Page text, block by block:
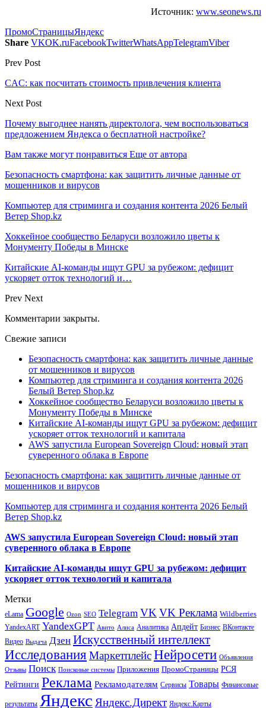
Источник: www.seonews.ru
ПромоСтраницыЯндекс
Share VKOK.ruFacebookTwitterWhatsAppTelegramViber
Prev Post
CAC: как посчитать стоимость привлечения клиента
Next Post
Почему выгоднее нанять директолога, чем воспользоваться
предложением Яндекса о бесплатной настройке?
Вам также могут понравиться Еще от автора
Безопасность смартфона: как защитить личные данные от
мошенников и вирусов
Компьютер для стриминга и создания контента 2026 Белый
Ветер Shop.kz
Хоккейное сообщество Беларуси возложило цветы к
Монументу Победы в Минске
Китайские AI-команды ищут GPU за рубежом: дефицит
ускоряет отток технологий и…
Prev Next
Комментарии закрыты.
Свежие записи
Безопасность смартфона: как защитить личные данные
от мошенников и вирусов
Компьютер для стриминга и создания контента 2026
Белый Ветер Shop.kz
Хоккейное сообщество Беларуси возложило цветы к
Монументу Победы в Минске
Китайские AI-команды ищут GPU за рубежом: дефицит
ускоряет отток технологий и капитала
AWS запустила European Sovereign Cloud: новый этап
суверенного облака в Европе
Безопасность смартфона: как защитить личные данные от
мошенников и вирусов
Компьютер для стриминга и создания контента 2026 Белый
Ветер Shop.kz
AWS запустила European Sovereign Cloud: новый этап
суверенного облака в Европе
Китайские AI-команды ищут GPU за рубежом: дефицит
ускоряет отток технологий и капитала
Метки
eLama Google Ozon SEO Telegram VK VK Реклама Wildberries
YandexART YandexGPT Авито Алиса Аналитика Апдейт Бизнес ВКонтакте
Видео Выдача Дзен Искусственный интеллект
Исследования МаркетплейсНейросети Объявления
Отзывы Поиск Поисковые системы Приложения ПромоСтраницы РСЯ
Рейтинги Реклама Рекламодателям Сервисы Товары Финансовые
результаты Яндекс Яндекс.Директ Яндекс.Карты